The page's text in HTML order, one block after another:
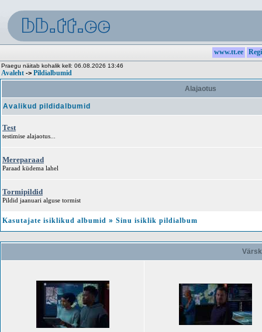
www.tt.ee
Praegu näitab kohalik kell: 06.08.2026 13:46
Avaleht -> Pildialbumid
Alajaotus
Avalikud pildidalbumid
Test
testimise alajaotus...
Mereparaad
Paraad küdema lahel
Tormipildid
Pildid jaanuari alguse tormist
Kasutajate isiklikud albumid » Sinu isiklik pildialbum